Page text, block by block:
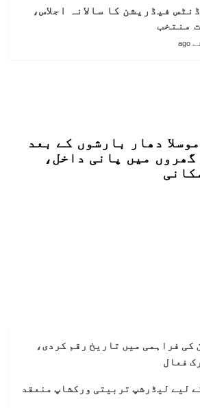
فیڈریشن کا سالانہ اجلاس،
منتخب
دھار بارشوں کے بعد
میں پانی داخل،
کی فراہمی میں تاریخ رقم کردی،
فعال
لیے لیڈرشپ تربیتی ورکشاپ منعقد